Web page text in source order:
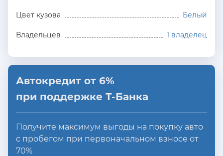
Цвет кузова Белый
Владельцев 1 владелец
Автокредит от 6%
при поддержке Т-Банка
Получите максимум выгоды на покупку авто
с пробегом при первоначальном взносе от
70%